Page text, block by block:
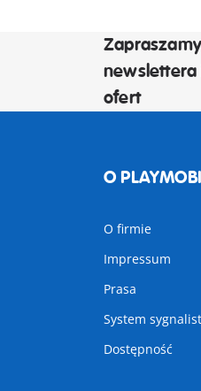
newslettera
ofert
O
O firmie
Impressum
Prasa
System
Dostępność